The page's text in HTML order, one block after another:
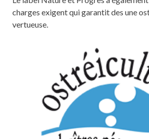
charges exigent qui garantit des une
vertueuse.